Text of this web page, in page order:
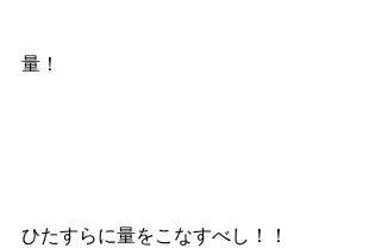
量！
ひたすらに量をこなすべし！！